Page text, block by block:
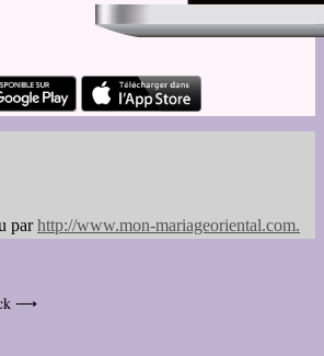
parhttp://www.mon-mariageoriental.com.
⟶